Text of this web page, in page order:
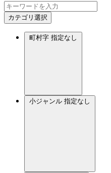
カテゴリ選択
町村字 指定なし
小ジャンル 指定なし